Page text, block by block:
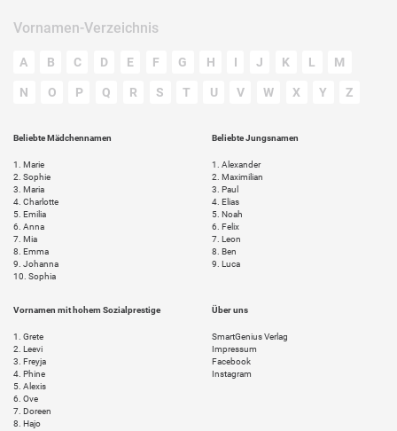
Vornamen-Verzeichnis
A B C D E F G H I J K L M
N O P Q R S T U V W X Y Z
Beliebte Mädchennamen
1. Marie
2. Sophie
3. Maria
4. Charlotte
5. Emilia
6. Anna
7. Mia
8. Emma
9. Johanna
10. Sophia
Beliebte Jungsnamen
1. Alexander
2. Maximilian
3. Paul
4. Elias
5. Noah
6. Felix
7. Leon
8. Ben
9. Luca
Vornamen mit hohem Sozialprestige
1. Grete
2. Leevi
3. Freyja
4. Phine
5. Alexis
6. Ove
7. Doreen
8. Hajo
Über uns
SmartGenius Verlag
Impressum
Facebook
Instagram